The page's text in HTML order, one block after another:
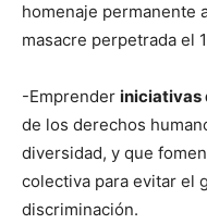
homenaje permanente
masacre perpetrada el
-Emprender iniciativas
de los derechos
diversidad, y que
colectiva para evitar el
discriminación.